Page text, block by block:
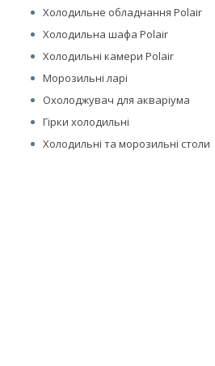
Холодильне обладнання Polair
Холодильна шафа Polair
Холодильні камери Polair
Морозильні ларі
Охолоджувач для акваріума
Гірки холодильні
Холодильні та морозильні столи